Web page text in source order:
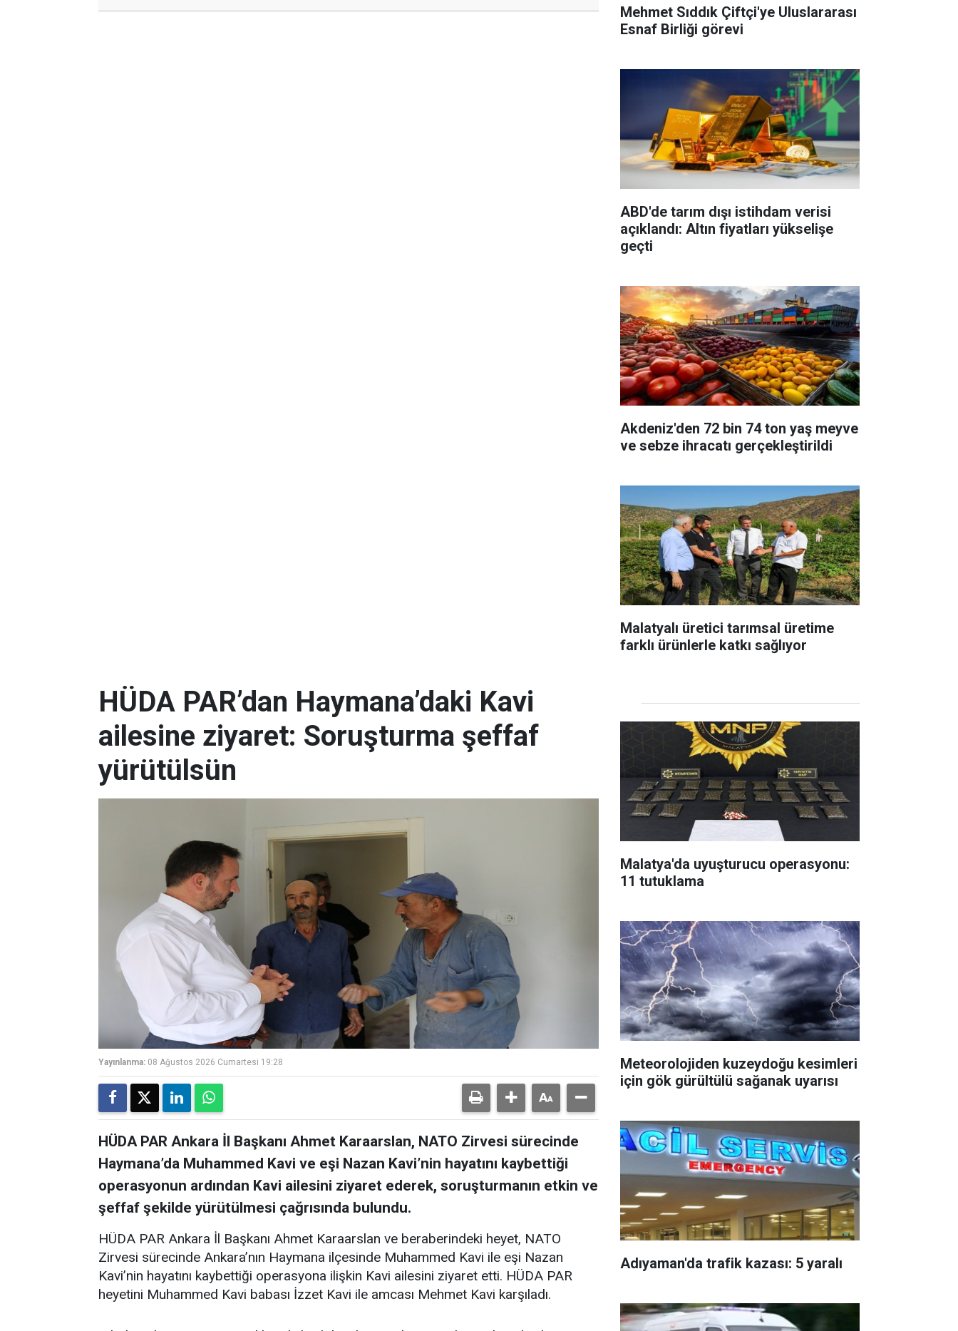
Mehmet Sıddık Çiftçi'ye Uluslararası
Esnaf Birliği görevi
ABD'de tarım dışı istihdam verisi
açıklandı: Altın fiyatları yükselişe
geçti
Akdeniz'den 72 bin 74 ton yaş meyve
ve sebze ihracatı gerçekleştirildi
Malatyalı üretici tarımsal üretime
farklı ürünlerle katkı sağlıyor
HÜDA PAR’dan Haymana’daki Kavi
ailesine ziyaret: Soruşturma şeffaf
yürütülsün
Yayınlanma: 08 Ağustos 2026 Cumartesi 19:28
HÜDA PAR Ankara İl Başkanı Ahmet Karaarslan, NATO Zirvesi sürecinde
Haymana’da Muhammed Kavi ve eşi Nazan Kavi’nin hayatını kaybettiği
operasyonun ardından Kavi ailesini ziyaret ederek, soruşturmanın etkin ve
şeffaf şekilde yürütülmesi çağrısında bulundu.
HÜDA PAR Ankara İl Başkanı Ahmet Karaarslan ve beraberindeki heyet, NATO
Zirvesi sürecinde Ankara’nın Haymana ilçesinde Muhammed Kavi ile eşi Nazan
Kavi’nin hayatını kaybettiği operasyona ilişkin Kavi ailesini ziyaret etti. HÜDA PAR
heyetini Muhammed Kavi babası İzzet Kavi ile amcası Mehmet Kavi karşıladı.
Malatya'da uyuşturucu operasyonu:
11 tutuklama
Meteorolojiden kuzeydoğu kesimleri
için gök gürültülü sağanak uyarısı
Adıyaman'da trafik kazası: 5 yaralı